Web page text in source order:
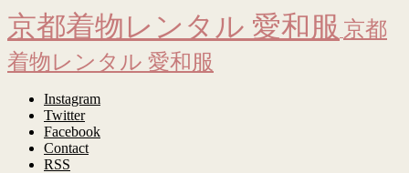
京都着物レンタル 愛和服 京都
着物レンタル 愛和服
Instagram
Twitter
Facebook
Contact
RSS